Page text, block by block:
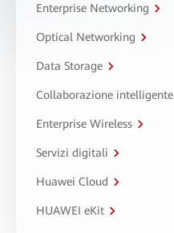
Enterprise Networking
Optical Networking
Data Storage
Collaborazione intelligente
Enterprise Wireless
Servizi digitali
Huawei Cloud
HUAWEI eKit